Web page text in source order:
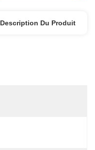
Description Du Produit